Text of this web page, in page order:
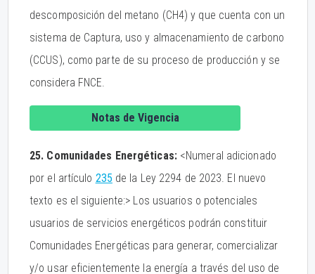
descomposición del metano (CH4) y que cuenta con un
sistema de Captura, uso y almacenamiento de carbono
(CCUS), como parte de su proceso de producción y se
considera FNCE.
Notas de Vigencia
25. Comunidades Energéticas: <Numeral adicionado
por el artículo 235 de la Ley 2294 de 2023. El nuevo
texto es el siguiente:> Los usuarios o potenciales
usuarios de servicios energéticos podrán constituir
Comunidades Energéticas para generar, comercializar
y/o usar eficientemente la energía a través del uso de